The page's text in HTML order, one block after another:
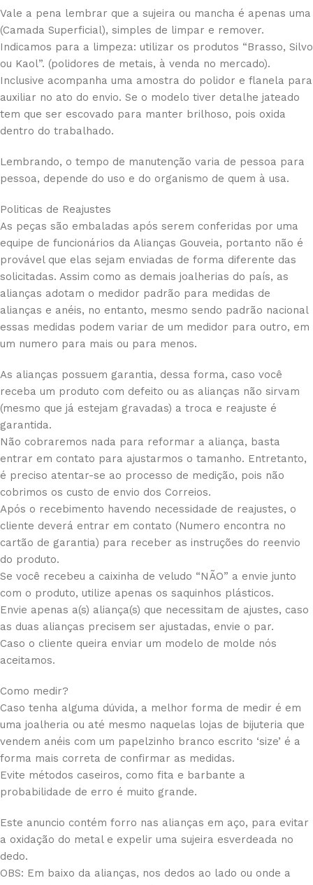
Vale a pena lembrar que a sujeira ou mancha é apenas uma
(Camada Superficial), simples de limpar e remover.
Indicamos para a limpeza: utilizar os produtos “Brasso, Silvo
ou Kaol”. (polidores de metais, à venda no mercado).
Inclusive acompanha uma amostra do polidor e flanela para
auxiliar no ato do envio. Se o modelo tiver detalhe jateado
tem que ser escovado para manter brilhoso, pois oxida
dentro do trabalhado.
Lembrando, o tempo de manutenção varia de pessoa para
pessoa, depende do uso e do organismo de quem à usa.
Politicas de Reajustes
As peças são embaladas após serem conferidas por uma
equipe de funcionários da Alianças Gouveia, portanto não é
provável que elas sejam enviadas de forma diferente das
solicitadas. Assim como as demais joalherias do país, as
alianças adotam o medidor padrão para medidas de
alianças e anéis, no entanto, mesmo sendo padrão nacional
essas medidas podem variar de um medidor para outro, em
um numero para mais ou para menos.
As alianças possuem garantia, dessa forma, caso você
receba um produto com defeito ou as alianças não sirvam
(mesmo que já estejam gravadas) a troca e reajuste é
garantida.
Não cobraremos nada para reformar a aliança, basta
entrar em contato para ajustarmos o tamanho. Entretanto,
é preciso atentar-se ao processo de medição, pois não
cobrimos os custo de envio dos Correios.
Após o recebimento havendo necessidade de reajustes, o
cliente deverá entrar em contato (Numero encontra no
cartão de garantia) para receber as instruções do reenvio
do produto.
Se você recebeu a caixinha de veludo “NÃO” a envie junto
com o produto, utilize apenas os saquinhos plásticos.
Envie apenas a(s) aliança(s) que necessitam de ajustes, caso
as duas alianças precisem ser ajustadas, envie o par.
Caso o cliente queira enviar um modelo de molde nós
aceitamos.
Como medir?
Caso tenha alguma dúvida, a melhor forma de medir é em
uma joalheria ou até mesmo naquelas lojas de bijuteria que
vendem anéis com um papelzinho branco escrito ‘size’ é a
forma mais correta de confirmar as medidas.
Evite métodos caseiros, como fita e barbante a
probabilidade de erro é muito grande.
Este anuncio contém forro nas alianças em aço, para evitar
a oxidação do metal e expelir uma sujeira esverdeada no
dedo.
OBS: Em baixo da alianças, nos dedos ao lado ou onde a